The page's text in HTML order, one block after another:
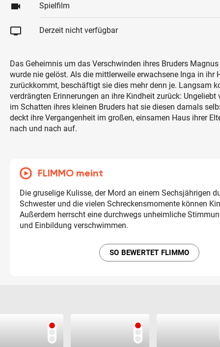
videocam Spielfilm
tv Derzeit nicht verfügbar
Das Geheimnis um das Verschwinden ihres Bruders
wurde nie gelöst. Als die mittlerweile erwachsene Inga in ihr
zurückkommt, beschäftigt sie dies mehr denn je. Langsam
verdrängten Erinnerungen an ihre Kindheit zurück: Ungeliebt
im Schatten ihres kleinen Bruders hat sie diesen damals
deckt ihre Vergangenheit im großen, einsamen Haus ihrer
nach und nach auf.
FLIMMO meint
Die gruselige Kulisse, der Mord an einem Sechsjährigen
Schwester und die vielen Schreckensmomente können
Außerdem herrscht eine durchwegs unheimliche
und Einbildung verschwimmen.
SO BEWERTET FLIMMO